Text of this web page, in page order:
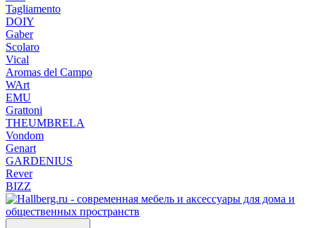
Tagliamento
DOIY
Gaber
Scolaro
Vical
Aromas del Campo
WArt
EMU
Grattoni
THEUMBRELA
Vondom
Genart
GARDENIUS
Rever
BIZZ